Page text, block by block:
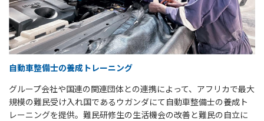
自動車整備士の養成トレーニング
グループ会社や国連の関連団体との連携によって、アフリカで最大
規模の難民受け入れ国であるウガンダにて自動車整備士の養成ト
レーニングを提供。難民研修生の生活機会の改善と難民の自立に